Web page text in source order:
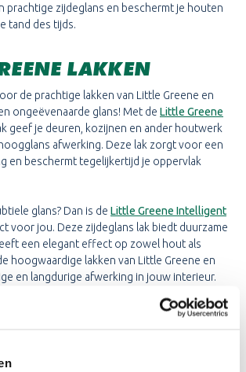
prachtige zijdeglans en beschermt je houten
tand des tijds.
LAKKEN
de prachtige lakken van Little Greene en
ongeëvenaarde glans! Met de Little Greene
geef je deuren, kozijnen en ander houtwerk
afwerking. Deze lak zorgt voor een
en beschermt tegelijkertijd je oppervlak
glans? Dan is de Little Greene Intelligent
voor jou. Deze zijdeglans lak biedt duurzame
een elegant effect op zowel hout als
hoogwaardige lakken van Little Greene en
en langdurige afwerking in jouw interieur.
LITTLE GREENE
project met de